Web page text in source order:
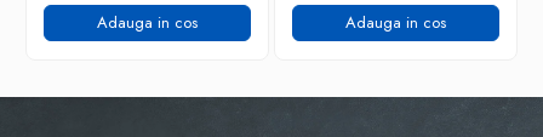
Adauga in cos Adauga in cos